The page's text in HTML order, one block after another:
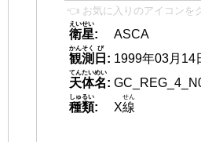
👈 お気に入りのアイコンを
衛星
えいせい
:
ASCA
観測
かんそく
日
び
: 1999年03月14
天体名
てんたいめい
:
種類
しゅるい
: X線
せん